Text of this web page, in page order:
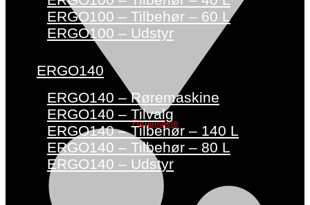
Forhandlere
ERGO100 – Tilbehør – 60 L
ERGO100 – Udstyr
ERGO140
ERGO140 – Røremaskine
ERGO140 – Tilvalg
ERGO140 – Tilbehør – 140 L
ERGO140 – Tilbehør – 80 L
ERGO140 – Udstyr